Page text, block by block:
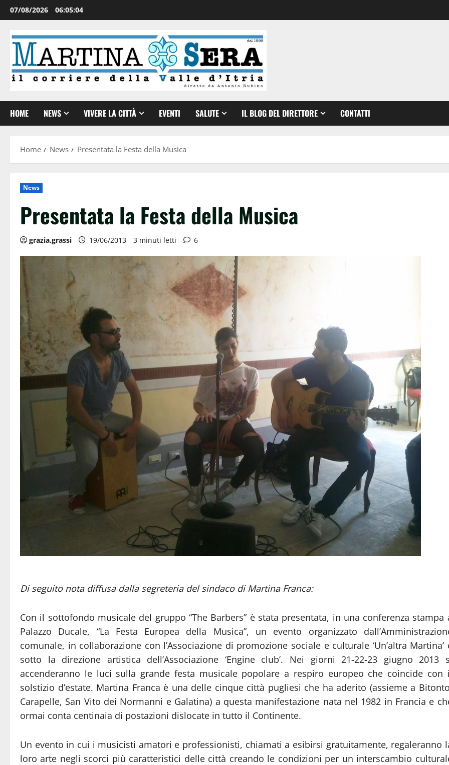
07/08/2026 06:05:05
HOME NEWS VIVERE LA CITTÀ EVENTI SALUTE IL BLOG DEL DIRETTORE CONTATTI
Home News Presentata la Festa della Musica
News
Presentata la Festa della Musica
grazia.grassi 19/06/2013 3 minuti letti 6
Di seguito nota diffusa dalla segreteria del sindaco di Martina Franca:
Con il sottofondo musicale del gruppo “The Barbers” è stata presentata, in una conferenza stampa
Palazzo Ducale, “La Festa Europea della Musica”, un evento organizzato
comunale, in collaborazione con l’Associazione di promozione sociale e culturale ‘Un’altra Martina’
sotto la direzione artistica dell’Associazione ‘Engine club’. Nei giorni 21-22-23 giugno 2013
accenderanno le luci sulla grande festa musicale popolare a respiro europeo che coincide con
solstizio d’estate. Martina Franca è una delle cinque città pugliesi che ha aderito (assieme a
Carapelle, San Vito dei Normanni e Galatina) a questa manifestazione nata nel 1982 in Francia e
ormai conta centinaia di postazioni dislocate in tutto il Continente.
Un evento in cui i musicisti amatori e professionisti, chiamati a esibirsi gratuitamente, regaleranno
loro arte negli scorci più caratteristici delle città creando le condizioni per un interscambio